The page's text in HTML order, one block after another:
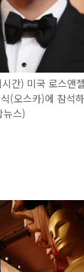
간) 미국 로스앤
(오스카)에 참석
뉴스)